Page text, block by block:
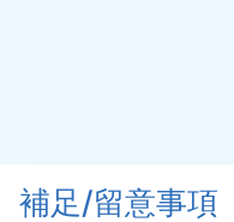
補足/留意事項